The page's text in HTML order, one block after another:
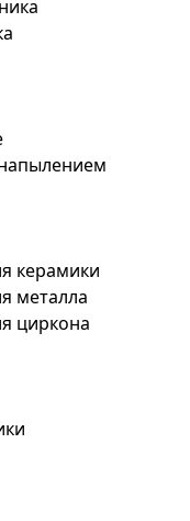
керамики
металла
циркона